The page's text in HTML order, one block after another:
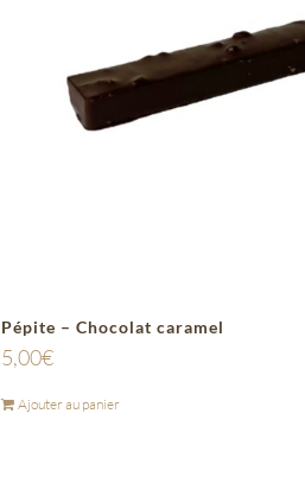
Pépite – Chocolat caramel
5,00€
Ajouter au panier